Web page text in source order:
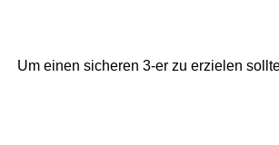
Um einen sicheren 3-er zu erzielen